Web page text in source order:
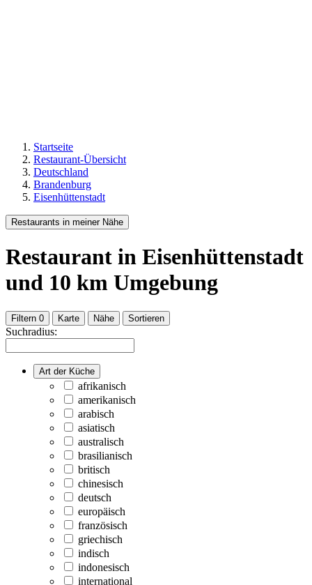
Startseite
Restaurant-Übersicht
Deutschland
Brandenburg
Eisenhüttenstadt
Restaurants in meiner Nähe
Restaurant in Eisenhüttenstadt
und 10 km Umgebung
Filtern 0 Karte Nähe Sortieren
Suchradius:
Art der Küche
afrikanisch
amerikanisch
arabisch
asiatisch
australisch
brasilianisch
britisch
chinesisch
deutsch
europäisch
französisch
griechisch
indisch
indonesisch
international